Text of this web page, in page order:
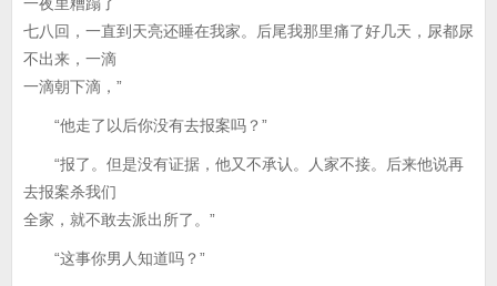
七八回，一直到天亮还睡在我家。后尾我那里痛了好几天，尿都尿
不出来，一滴
一滴朝下滴，”
“他走了以后你没有去报案吗？”
“报了。但是没有证据，他又不承认。人家不接。后来他说再
去报案杀我们
全家，就不敢去派出所了。”
“这事你男人知道吗？”